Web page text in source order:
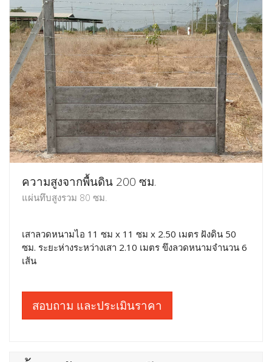
ความสูงจากพื้นดิน 200 ซม.
แผ่นทึบสูงรวม 80 ซม.
เสาลวดหนามไอ 11 ซม x 11 ซม x 2.50 เมตร ฝังดิน 50
ซม. ระยะห่างระหว่างเสา 2.10 เมตร ขึงลวดหนามจำนวน 6
เส้น
สอบถาม และประเมินราคา